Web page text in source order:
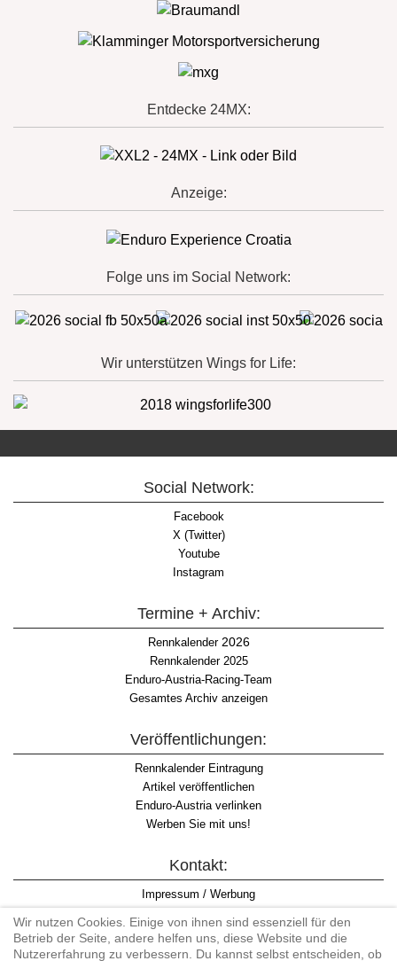
Entdecke 24MX:
Anzeige:
Folge uns im Social Network:
Wir unterstützen Wings for Life:
Social Network:
Facebook
X (Twitter)
Youtube
Instagram
Termine + Archiv:
Rennkalender2026
Rennkalender 2025
Enduro-Austria-Racing-Team
Gesamtes Archiv anzeigen
Veröffentlichungen:
Rennkalender Eintragung
Artikel veröffentlichen
Enduro-Austria verlinken
Werben Sie mit uns!
Kontakt:
Impressum / Werbung
Informationspflicht WKO
AGB
Wir nutzen Cookies. Einige von ihnen sind essenziell für den
Betrieb der Seite, andere helfen uns, diese Website und die
Nutzererfahrung zu verbessern. Du kannst selbst entscheiden, ob